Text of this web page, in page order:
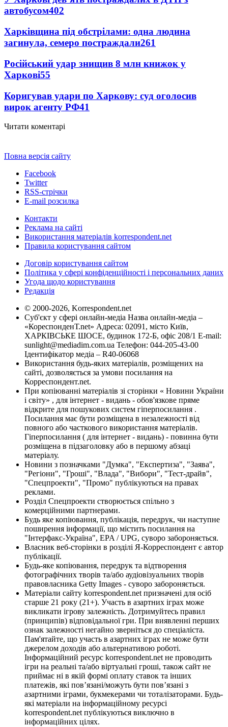
автобусом402
Харківщина під обстрілами: одна людина
загинула, семеро постраждали261
Російський удар знищив 8 млн книжок у
Харкові55
Коригував удари по Харкову: суд оголосив
вирок агенту РФ41
Читати коментарі
Повна версія сайту
Facebook
Twitter
RSS-стрічки
E-mail розсилка
Контакти
Реклама на сайті
Використання матеріалів korrespondent.net
Правила користування сайтом
Договір користування сайтом
Політика у сфері конфіденційності і персональних даних
Угода щодо користування
Редакція
© 2000-2026, Korrespondent.net
Суб'єкт у сфері онлайн-медіа Назва онлайн-медіа –
«КореспонденТ.net» Адреса: 02091, місто Київ,
ХАРКІВСЬКЕ ШОСЕ, будинок 172-Б, офіс 208/1 E-mail:
sunlight@mediadim.com.ua Телефон: 044-205-43-00
Ідентифікатор медіа – R40-06068
Використання будь-яких матеріалів, розміщених на
сайті, дозволяється за умови посилання на
Корреспондент.net.
При копіюванні матеріалів зі сторінки « Новини України
і світу» , для інтернет - видань - обов'язкове пряме
відкрите для пошукових систем гіперпосилання .
Посилання має бути розміщена в незалежності від
повного або часткового використання матеріалів.
Гіперпосилання ( для інтернет - видань) - повинна бути
розміщена в підзаголовку або в першому абзаці
матеріалу.
Новини з позначками "Думка", "Експертиза", "Заява",
"Регіони", "Гроші", "Влада", "Вибори", "Тест-драйв",
"Спецпроекти", "Промо" публікуються на правах
реклами.
Розділ Спецпроекти створюється спільно з
комерційними партнерами.
Будь яке копіювання, публікація, передрук, чи наступне
поширення інформації, що містить посилання на
"Інтерфакс-Україна", EPA / UPG, суворо забороняється.
Власник веб-сторінки в розділі Я-Корреспондент є автор
публікації.
Будь-яке копіювання, передрук та відтворення
фотографічних творів та/або аудіовізуальних творів
правовласника Getty Images - суворо забороняється.
Матеріали сайту korrespondent.net призначені для осіб
старше 21 року (21+). Участь в азартних іграх може
викликати ігрову залежність. Дотримуйтесь правил
(принципів) відповідальної гри. При виявленні перших
ознак залежності негайно зверніться до спеціаліста.
Пам'ятайте, що участь в азартних іграх не може бути
джерелом доходів або альтернативою роботі.
Інформаційний ресурс korrespondent.net не проводить
ігри на реальні та/або віртуальні гроші, також сайт не
приймає ні в якій формі оплату ставок та інших
платежів, які пов’язані/можуть бути пов’язані з
азартними іграми, букмекерами чи тоталізаторами. Будь-
які матеріали на інформаційному ресурсі
korrespondent.net публікуються виключно в
інформаційних цілях.